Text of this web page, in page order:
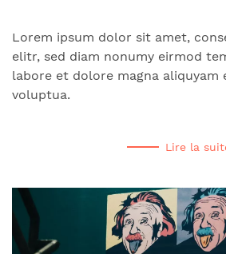
Lorem ipsum dolor sit amet,
elitr, sed diam nonumy eirmod
labore et dolore magna aliquyam
voluptua.
Lire la